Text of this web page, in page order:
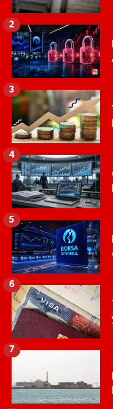
2
3
4
5
6
7